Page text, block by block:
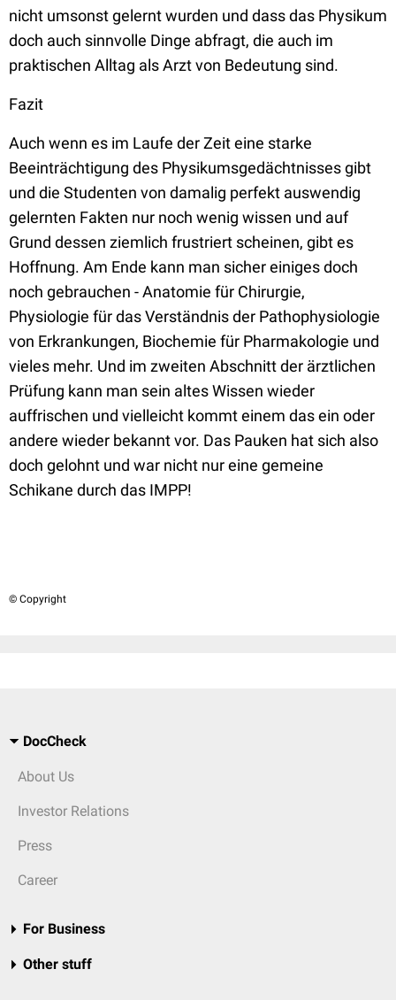
nicht umsonst gelernt wurden und dass das Physikum
doch auch sinnvolle Dinge abfragt, die auch im
praktischen Alltag als Arzt von Bedeutung sind.
Fazit
Auch wenn es im Laufe der Zeit eine starke
Beeinträchtigung des Physikumsgedächtnisses gibt
und die Studenten von damalig perfekt auswendig
gelernten Fakten nur noch wenig wissen und auf
Grund dessen ziemlich frustriert scheinen, gibt es
Hoffnung. Am Ende kann man sicher einiges doch
noch gebrauchen - Anatomie für Chirurgie,
Physiologie für das Verständnis der Pathophysiologie
von Erkrankungen, Biochemie für Pharmakologie und
vieles mehr. Und im zweiten Abschnitt der ärztlichen
Prüfung kann man sein altes Wissen wieder
auffrischen und vielleicht kommt einem das ein oder
andere wieder bekannt vor. Das Pauken hat sich also
doch gelohnt und war nicht nur eine gemeine
Schikane durch das IMPP!
© Copyright
DocCheck
About Us
Investor Relations
Press
Career
For Business
Other stuff